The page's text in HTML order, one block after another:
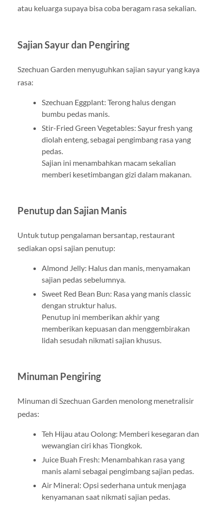
atau keluarga supaya bisa coba beragam rasa sekalian.
Sajian Sayur dan Pengiring
Szechuan Garden menyuguhkan sajian sayur yang kaya
rasa:
Szechuan Eggplant: Terong halus dengan
bumbu pedas manis.
Stir-Fried Green Vegetables: Sayur fresh yang
diolah enteng, sebagai pengimbang rasa yang
pedas.
Sajian ini menambahkan macam sekalian
memberi kesetimbangan gizi dalam makanan.
Penutup dan Sajian Manis
Untuk tutup pengalaman bersantap, restaurant
sediakan opsi sajian penutup:
Almond Jelly: Halus dan manis, menyamakan
sajian pedas sebelumnya.
Sweet Red Bean Bun: Rasa yang manis classic
dengan struktur halus.
Penutup ini memberikan akhir yang
memberikan kepuasan dan menggembirakan
lidah sesudah nikmati sajian khusus.
Minuman Pengiring
Minuman di Szechuan Garden menolong menetralisir
pedas:
Teh Hijau atau Oolong: Memberi kesegaran dan
wewangian ciri khas Tiongkok.
Juice Buah Fresh: Menambahkan rasa yang
manis alami sebagai pengimbang sajian pedas.
Air Mineral: Opsi sederhana untuk menjaga
kenyamanan saat nikmati sajian pedas.